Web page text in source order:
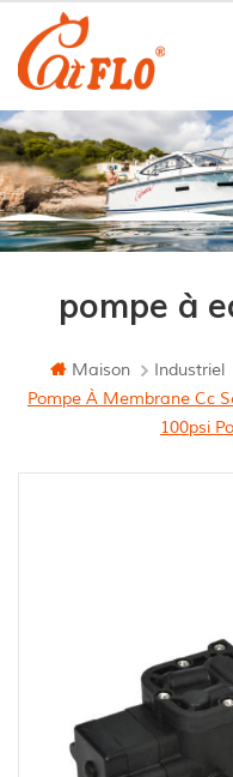
pompe à
Maison Industriel
Pompe À Membrane Cc
100psi